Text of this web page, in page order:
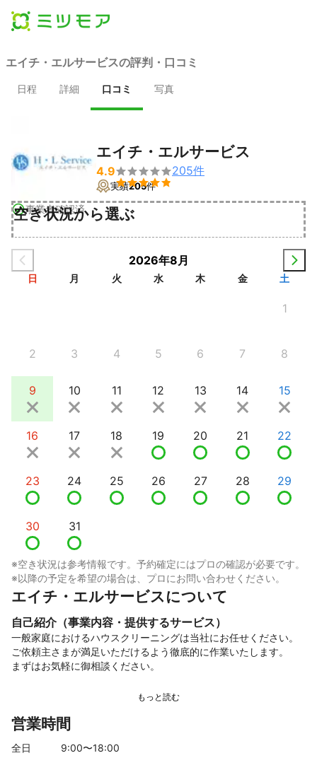
エイチ・エルサービスの評判・口コミ
日程 詳細 口コミ 写真
事業者確認済
エイチ・エルサービス
4.9

205件
実績205件
空き状況から選ぶ
2026年8月
日 月 火 水 木 金 土
1
2 3 4 5 6 7 8
9 10 11 12 13 14 15
16 17 18 19 20 21 22
23 24 25 26 27 28 29
30 31
※空き状況は参考情報です。予約確定にはプロの確認が必要です。
※以降の予定を希望の場合は、プロにお問い合わせください。
エイチ・エルサービスについて
自己紹介（事業内容・提供するサービス）
一般家庭におけるハウスクリーニングは当社にお任せください。
ご依頼主さまが満足いただけるよう徹底的に作業いたします。
まずはお気軽に御相談ください。
営業時間
全日 9:00〜18:00